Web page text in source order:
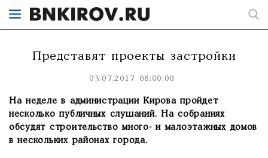
Представят проекты застройки
03.07.2017 08:00:00
На неделе в администрации Кирова пройдет
несколько публичных слушаний. На собраниях
обсудят строительство много- и малоэтажных домов
в нескольких районах города.